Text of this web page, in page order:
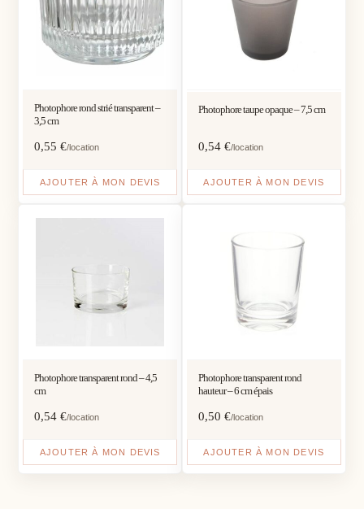
Photophore rond strié transparent –
3,5 cm
0,55€/location
AJOUTER À MON DEVIS
Photophore taupe opaque – 7,5 cm
0,54 €/location
AJOUTER À MON DEVIS
Photophore transparent rond – 4,5
cm
0,54€/location
AJOUTER À MON DEVIS
Photophore transparent rond
hauteur – 6 cm épais
0,50 €/location
AJOUTER À MON DEVIS